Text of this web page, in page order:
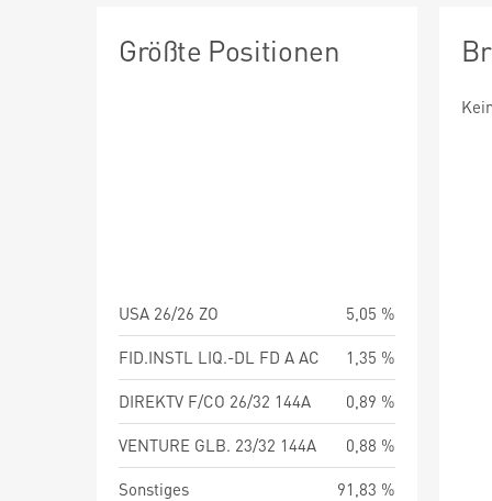
Größte Positionen
USA 26/26 ZO
5,05 %
FID.INSTL LIQ.-DL FD A AC
1,35 %
DIREKTV F/CO 26/32 144A
0,89 %
VENTURE GLB. 23/32 144A
0,88 %
Sonstiges
91,83 %